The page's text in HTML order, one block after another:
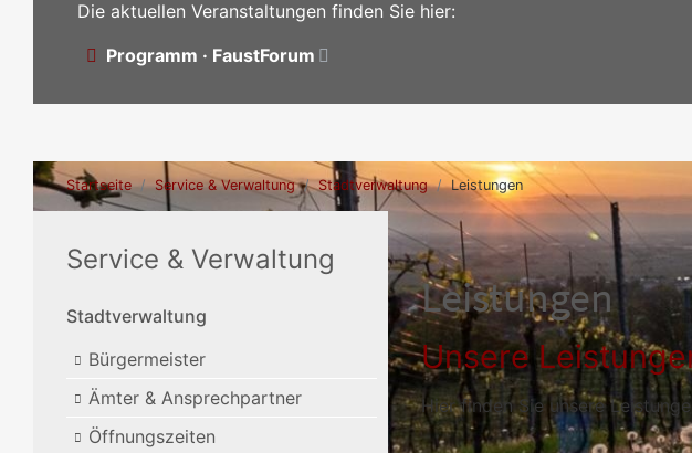
Die aktuellen Veranstaltungen finden Sie hier:
Programm · FaustForum
Startseite Service & Verwaltung Stadtverwaltung Leistungen
Service & Verwaltung
Stadtverwaltung
Bürgermeister
Ämter & Ansprechpartner
Öffnungszeiten
Leistungen
Unsere
Hier finden Sie unsere